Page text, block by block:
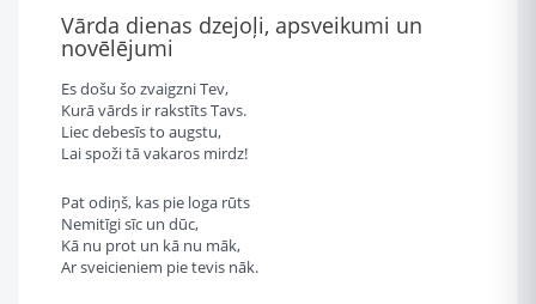
Vārda dienas dzejoļi, apsveikumi un
novēlējumi
Es došu šo zvaigzni Tev,
Kurā vārds ir rakstīts Tavs.
Liec debesīs to augstu,
Lai spoži tā vakaros mirdz!
Pat odiņš, kas pie loga rūts
Nemitīgi sīc un dūc,
Kā nu prot un kā nu māk,
Ar sveicieniem pie tevis nāk.